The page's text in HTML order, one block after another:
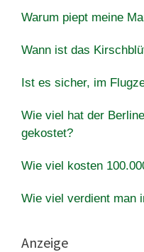
Warum piept meine
Wann ist das
Ist es sicher, im
Wie viel hat der
gekostet?
Wie viel kosten
Wie viel verdient man
Anzeige